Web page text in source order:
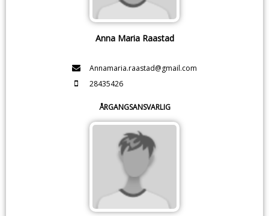
Anna Maria Raastad
Annamaria.raastad@gmail.com
28435426
ÅRGANGSANSVARLIG